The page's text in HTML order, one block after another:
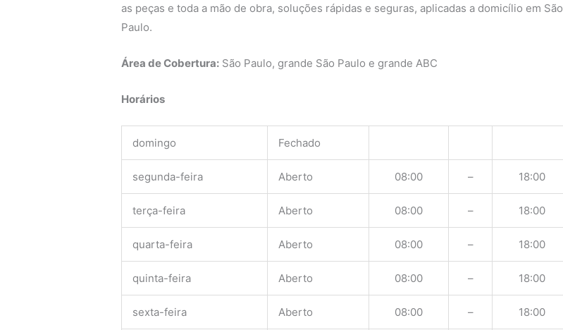
as peças e toda a mão de obra, soluções rápidas e seguras, aplicadas a domicílio em São
Paulo.
Área de Cobertura: São Paulo, grande São Paulo e grande ABC
Horários
domingo Fechado
segunda-feira Aberto 08:00 – 18:00
terça-feira Aberto 08:00 – 18:00
quarta-feira Aberto 08:00 – 18:00
quinta-feira Aberto 08:00 – 18:00
sexta-feira Aberto 08:00 – 18:00